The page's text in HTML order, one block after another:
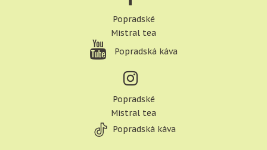
Popradské
Mistral tea
Popradská káva
Popradské
Mistral tea
Popradská káva